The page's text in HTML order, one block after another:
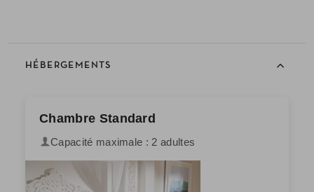
HÉBERGEMENTS
Chambre Standard
Capacité maximale : 2 adultes